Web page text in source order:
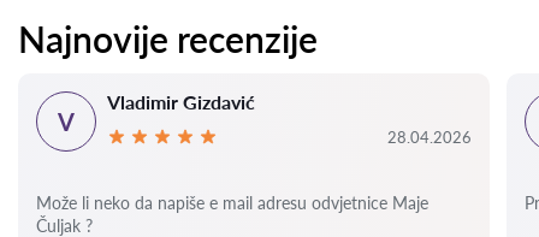
Najnovije recenzije
V
Vladimir Gizdavić
28.04.2026
Može li neko da napiše e mail adresu odvjetnice Maje
Čuljak ?